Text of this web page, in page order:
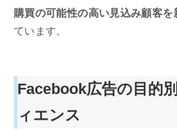
購買の可能性の高い見込み顧客
ています。
Facebook広告の目的
ィエンス